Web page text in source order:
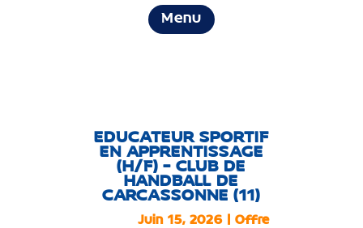
Menu
EDUCATEUR SPORTIF
EN APPRENTISSAGE
(H/F) – CLUB DE
HANDBALL DE
CARCASSONNE (11)
Juin 15, 2026 |Offre